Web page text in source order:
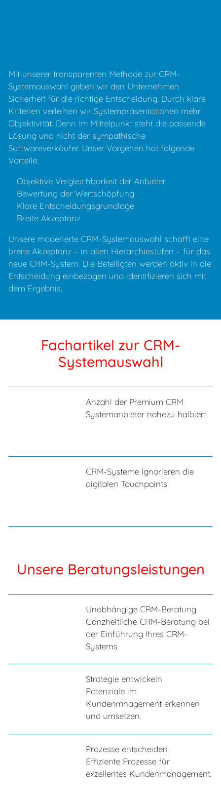
Mit unserer transparenten Methode zur CRM-
Systemauswahl geben wir den Unternehmen
Sicherheit für die richtige Entscheidung. Durch klare
Kriterien verleihen wir Systempräsentationen mehr
Objektivität. Denn im Mittelpunkt steht die passende
Lösung und nicht der sympathische
Softwareverkäufer. Unser Vorgehen hat folgende
Vorteile:
Objektive Vergleichbarkeit der Anbieter
Bewertung der Wertschöpfung
Klare Entscheidungsgrundlage
Breite Akzeptanz
Unsere moderierte CRM-Systemauswahl schafft eine
breite Akzeptanz – in allen Hierarchiestufen – für das
neue CRM-System. Die Beteiligten werden aktiv in die
Entscheidung einbezogen und identifizieren sich mit
dem Ergebnis.
Fachartikel zur CRM-
Systemauswahl
Anzahl der Premium CRM
Systemanbieter nahezu halbiert
CRM-Systeme ignorieren die
digitalen Touchpoints
Unsere Beratungsleistungen
Unabhängige CRM-Beratung
Ganzheitliche CRM-Beratung bei
der Einführung Ihres CRM-
Systems.
Strategie entwickeln
Potenziale im
Kundenmnagement erkennen
und umsetzen.
Prozesse entscheiden
Effiziente Prozesse für
exzellentes Kundenmanagement.